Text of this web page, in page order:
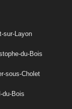
sur-Layon
du-Bois
sous-Cholet
du-Bois